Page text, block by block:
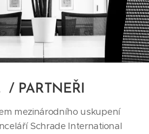
/ PARTNEŘI
mezinárodního uskupení
Schrade International